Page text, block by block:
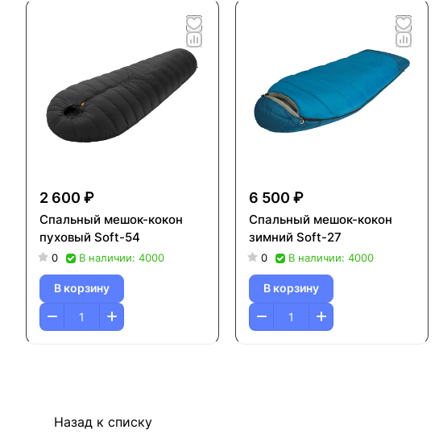
2 600 ₽
Спальный мешок-кокон
пуховый Soft-54
0 В наличии: 4000
В корзину
6 500 ₽
Спальный мешок-кокон
зимний Soft-27
0 В наличии: 4000
В корзину
Назад к списку